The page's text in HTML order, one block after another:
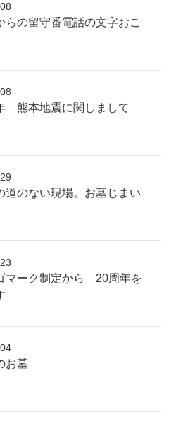
らの留守番電話の文字おこ
熊本地震に関しまして
道のない現場。お墓じまい
マーク制定から 20周年を
お墓